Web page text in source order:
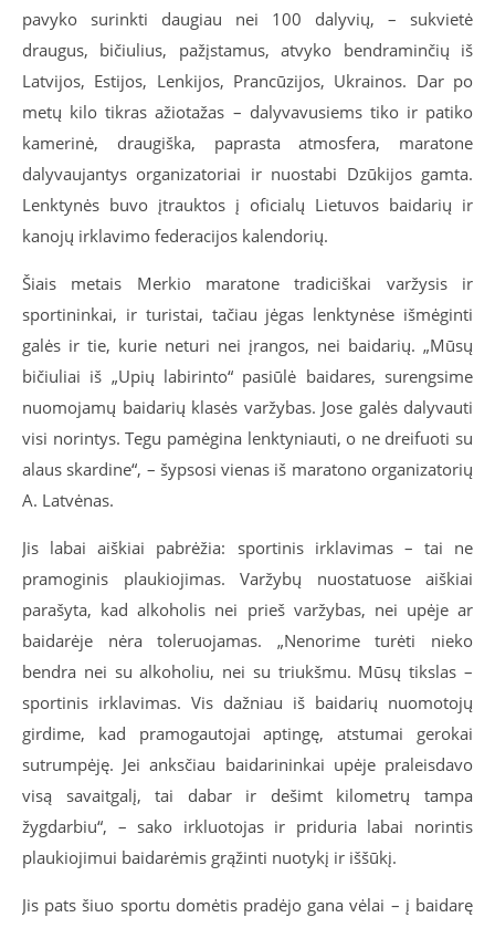
pavyko surinkti daugiau nei 100 dalyvių, – sukvietė
draugus, bičiulius, pažįstamus, atvyko bendraminčių iš
Latvijos, Estijos, Lenkijos, Prancūzijos, Ukrainos. Dar po
metų kilo tikras ažiotažas – dalyvavusiems tiko ir patiko
kamerinė, draugiška, paprasta atmosfera, maratone
dalyvaujantys organizatoriai ir nuostabi Dzūkijos gamta.
Lenktynės buvo įtrauktos į oficialų Lietuvos baidarių ir
kanojų irklavimo federacijos kalendorių.
Šiais metais Merkio maratone tradiciškai varžysis ir
sportininkai, ir turistai, tačiau jėgas lenktynėse išmėginti
galės ir tie, kurie neturi nei įrangos, nei baidarių. „Mūsų
bičiuliai iš „Upių labirinto“ pasiūlė baidares, surengsime
nuomojamų baidarių klasės varžybas. Jose galės dalyvauti
visi norintys. Tegu pamėgina lenktyniauti, o ne dreifuoti su
alaus skardine“, – šypsosi vienas iš maratono organizatorių
A. Latvėnas.
Jis labai aiškiai pabrėžia: sportinis irklavimas – tai ne
pramoginis plaukiojimas. Varžybų nuostatuose aiškiai
parašyta, kad alkoholis nei prieš varžybas, nei upėje ar
baidarėje nėra toleruojamas. „Nenorime turėti nieko
bendra nei su alkoholiu, nei su triukšmu. Mūsų tikslas –
sportinis irklavimas. Vis dažniau iš baidarių nuomotojų
girdime, kad pramogautojai aptingę, atstumai gerokai
sutrumpėję. Jei anksčiau baidarininkai upėje praleisdavo
visą savaitgalį, tai dabar ir dešimt kilometrų tampa
žygdarbiu“, – sako irkluotojas ir priduria labai norintis
plaukiojimui baidarėmis grąžinti nuotykį ir iššūkį.
Jis pats šiuo sportu domėtis pradėjo gana vėlai – į baidarę